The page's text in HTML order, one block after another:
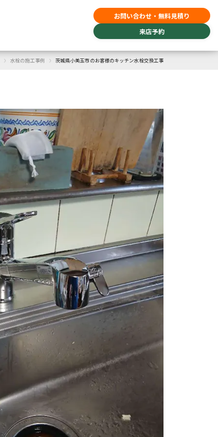
お問い合わせ・無料見積り
来店予約
› 水栓の施工事例 › 茨城県小美玉市のお客様のキッチン水栓交換工事